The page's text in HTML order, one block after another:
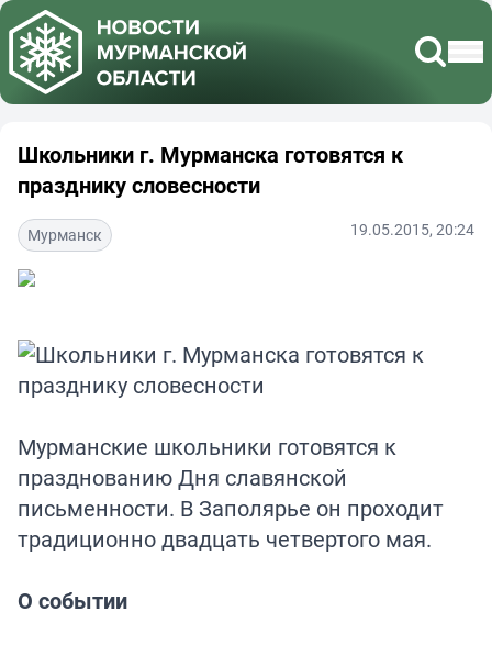
Школьники г. Мурманска готовятся к
празднику словесности
Мурманск 19.05.2015, 20:24
Мурманские школьники готовятся к
празднованию Дня славянской
письменности. В Заполярье он проходит
традиционно двадцать четвертого мая.
О событии